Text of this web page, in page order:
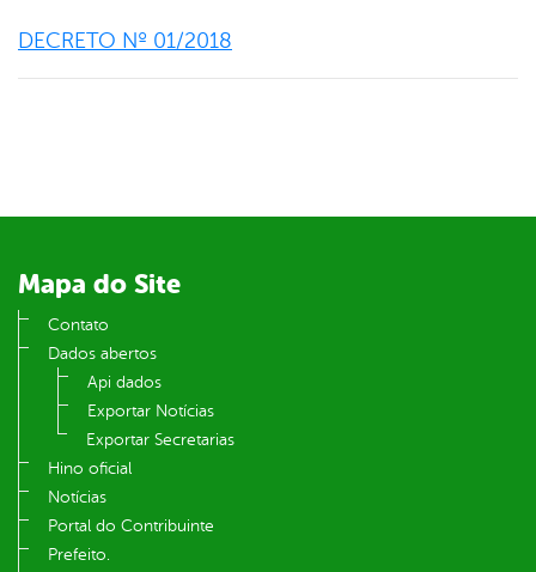
DECRETO Nº 01/2018
Mapa do Site
Contato
Dados abertos
Api dados
Exportar Notícias
Exportar Secretarias
Hino oficial
Notícias
Portal do Contribuinte
Prefeito.